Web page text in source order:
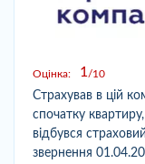
Оцінка: 1 10
Страхував в цій
спочатку
відбувся
звернення